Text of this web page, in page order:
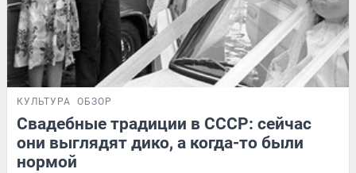
КУЛЬТУРА ОБЗОР
Свадебные традиции в СССР: сейчас
они выглядят дико, а когда-то были
нормой